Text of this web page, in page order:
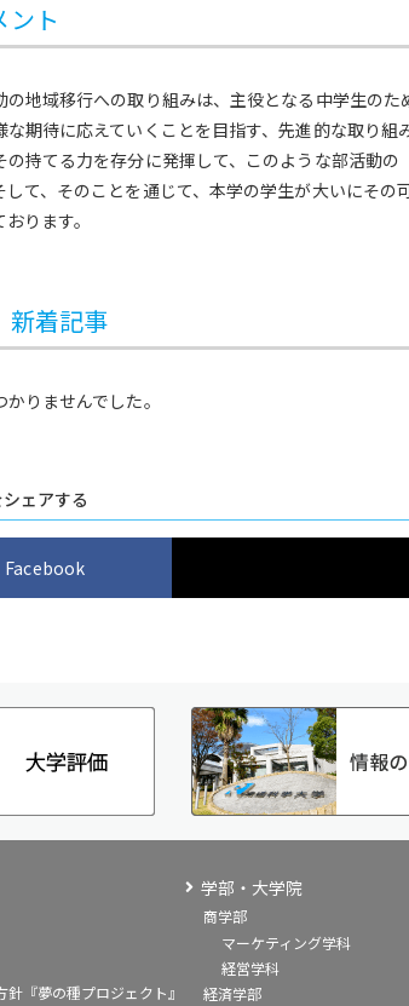
ント
の地域移行への取り組みは、主役となる中学生の
な期待に応えていくことを目指す、先進的な取り
の持てる力を存分に発揮して、このような部活動
して、そのことを通じて、本学の学生が大いにそ
ります。
着記事
りませんでした。
ェアする
Facebook
針『夢の種プロジェクト』
学部・大学院
商学部
マーケティング学科
経営学科
経済学部